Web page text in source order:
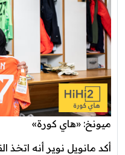
ميونخ: «هاي كورة»
أكد مانويل نوير أنه اتخذ